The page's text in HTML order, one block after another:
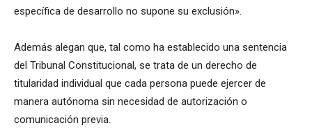
específica de desarrollo no supone su exclusión».
Además alegan que, tal como ha establecido una sentencia
del Tribunal Constitucional, se trata de un derecho de
titularidad individual que cada persona puede ejercer de
manera autónoma sin necesidad de autorización o
comunicación previa.